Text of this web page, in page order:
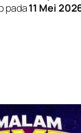
pada11 Mei